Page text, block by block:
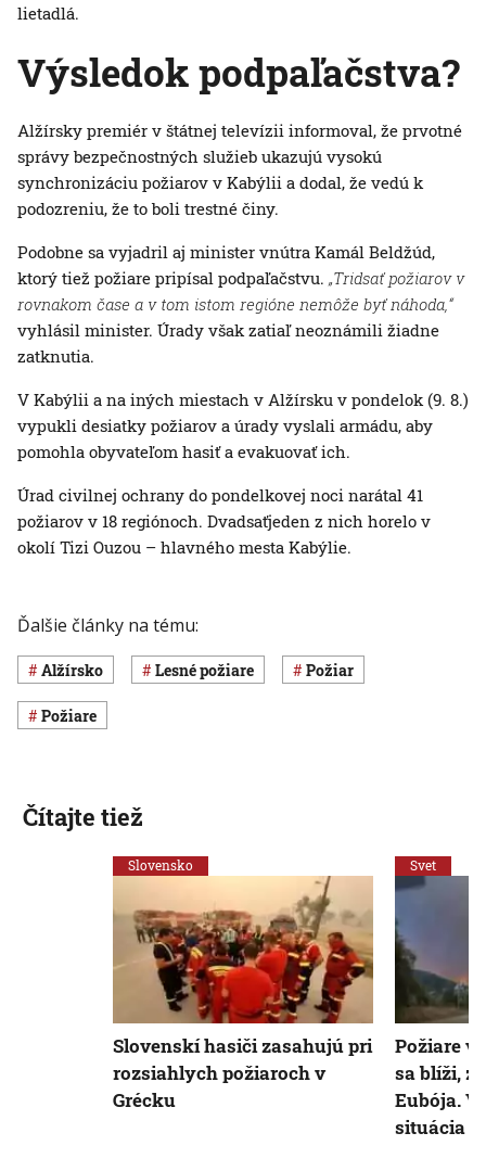
lietadlá.
Výsledok podpaľačstva?
Alžírsky premiér v štátnej televízii informoval, že prvotné
správy bezpečnostných služieb ukazujú vysokú
synchronizáciu požiarov v Kabýlii a dodal, že vedú k
podozreniu, že to boli trestné činy.
Podobne sa vyjadril aj minister vnútra Kamál Beldžúd,
ktorý tiež požiare pripísal podpaľačstvu. „Tridsať požiarov v
rovnakom čase a v tom istom regióne nemôže byť náhoda,“
vyhlásil minister. Úrady však zatiaľ neoznámili žiadne
zatknutia.
V Kabýlii a na iných miestach v Alžírsku v pondelok (9. 8.)
vypukli desiatky požiarov a úrady vyslali armádu, aby
pomohla obyvateľom hasiť a evakuovať ich.
Úrad civilnej ochrany do pondelkovej noci narátal 41
požiarov v 18 regiónoch. Dvadsaťjeden z nich horelo v
okolí Tizi Ouzou – hlavného mesta Kabýlie.
Ďalšie články na tému:
Alžírsko lesné požiare požiar
požiare
Čítajte tiež
Slovensko
Slovenskí hasiči zasahujú pri
rozsiahlych požiaroch v
Grécku
Svet
Požiare v
sa blíži,
Eubója. V
situácia